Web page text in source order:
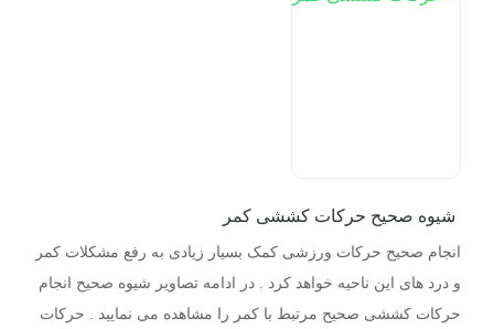
شیوه صحیح حرکات کششی کمر
انجام صحیح حرکات ورزشی کمک بسیار زیادی به رفع مشکلات کمر
و درد های این ناحیه خواهد کرد . در ادامه تصاویر شیوه صحیح انجام
حرکات کششی صحیح مرتبط با کمر را مشاهده می نمایید . حرکات